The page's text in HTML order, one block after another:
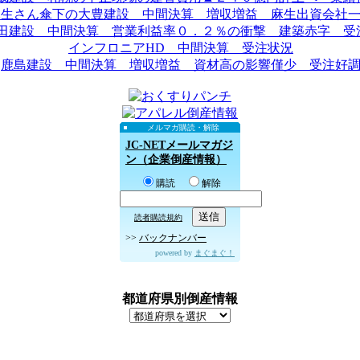
生さん傘下の大豊建設 中間決算 増収増益 麻生出資会社
建設 中間決算 営業利益率０．２％の衝撃 建築赤字 受
インフロニアHD 中間決算 受注状況
鹿島建設 中間決算 増収増益 資材高の影響僅少 受注好調
メルマガ購読・解除
JC-NETメールマガジ
ン（企業倒産情報）
購読 解除
読者購読規約
>> バックナンバー
powered by まぐまぐ！
都道府県別倒産情報